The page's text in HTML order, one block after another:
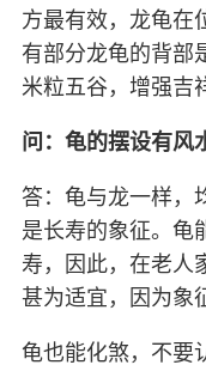
方最有效，龙龟在
有部分龙龟的背部
米粒五谷，增强吉
问：龟的摆设有风
答：龟与龙一样，
是长寿的象征。龟
寿，因此，在老人
甚为适宜，因为象
龟也能化煞，不要